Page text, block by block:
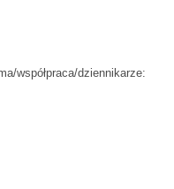
współpraca/dziennikarze: